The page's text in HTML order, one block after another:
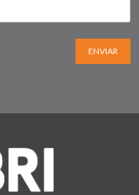
ENVIAR